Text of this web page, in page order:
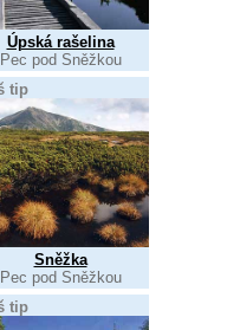
Úpská rašelina
Pec pod Sněžkou
tip
Sněžka
Pec pod Sněžkou
tip